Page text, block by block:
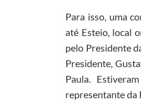
Para isso, uma
até Esteio, local
pelo Presidente
Presidente,
Paula.
representante da